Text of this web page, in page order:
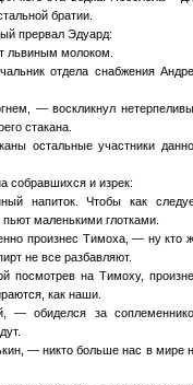
братии.
прервал Эдуард:
львиным молоком.
отдела снабжения
— воскликнул
стакана.
остальные участники
собравшихся и изрек:
напиток. Чтобы как
маленькими глотками.
произнес Тимоха, — ну кто
не все разбавляют.
на Тимоху,
как наши.
обиделся за
— никто больше нас в мире